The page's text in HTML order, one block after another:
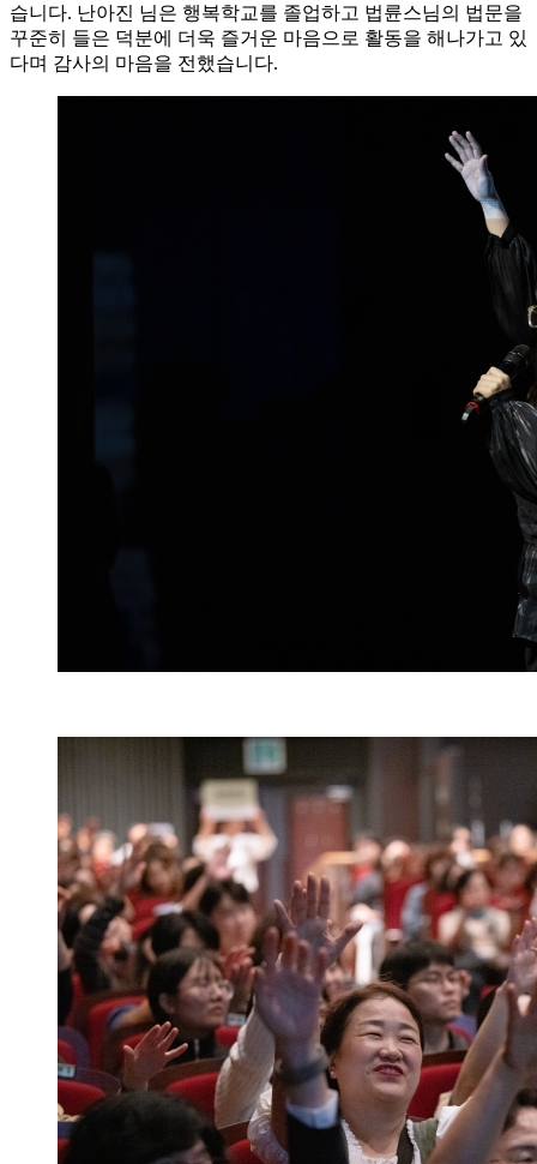
습니다. 난아진 님은 행복학교를 졸업하고 법륜스님의 법문을
꾸준히 들은 덕분에 더욱 즐거운 마음으로 활동을 해나가고 있
다며 감사의 마음을 전했습니다.